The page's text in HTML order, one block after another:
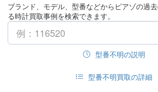
ブランド、モデル、型番などからピアゾの過
る時計買取事例を検索できます。
型番不明の説明
型番不明買取の詳細